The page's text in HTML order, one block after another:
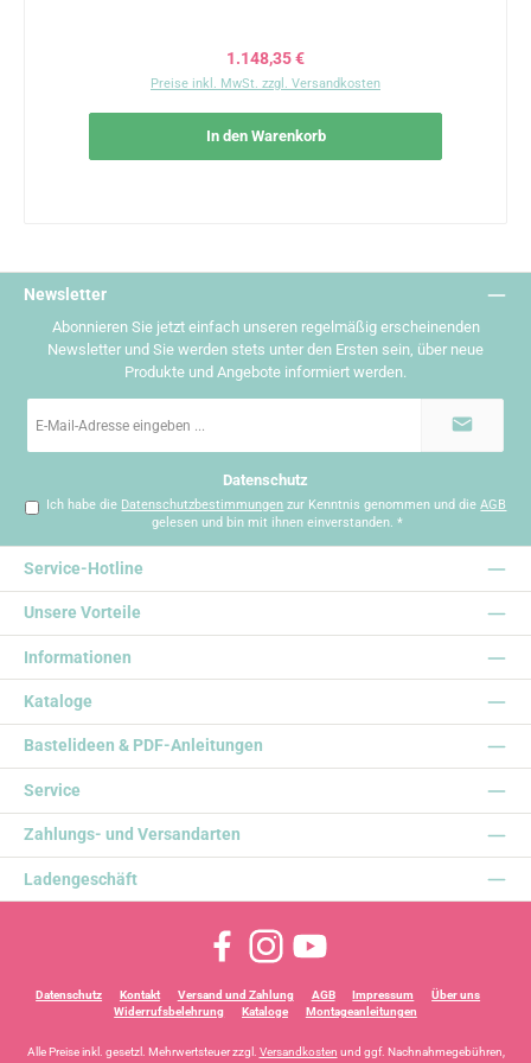
Regulärer Preis:
1.148,35 €
Preise inkl. MwSt. zzgl. Versandkosten
In den Warenkorb
Newsletter
Abonnieren Sie jetzt einfach unseren regelmäßig erscheinenden
Newsletter und Sie werden stets unter den Ersten sein, über neue
Produkte und Angebote informiert werden.
Mail-
Datenschutz
Ich habe die Datenschutzbestimmungen zur Kenntnis genommen und dieAGB
gelesen und bin mit ihnen einverstanden. *
Service-Hotline
Informationen
Kataloge
Bastelideen & PDF-Anleitungen
Service
Zahlungs- und Versandarten
Ladengeschäft
Unsere Vorteile
FacebookInstagramYouTube
Datenschutz Kontakt Versand und Zahlung AGB Impressum
Über uns
Widerrufsbelehrung
Kataloge Montageanleitungen
Alle Preise inkl. gesetzl. Mehrwertsteuer zzgl. Versandkosten und ggf. Nachnahmegebühren,